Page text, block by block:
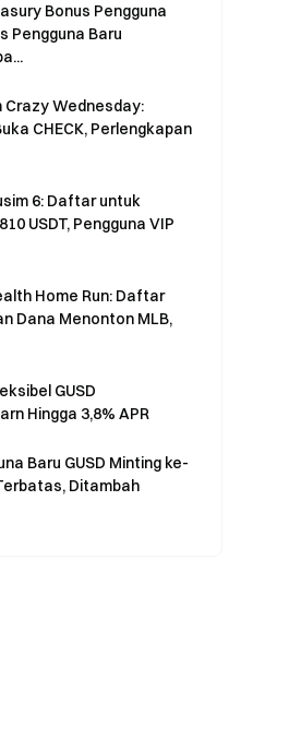
Bonus Pengguna
Pengguna Baru
Crazy Wednesday:
CHECK, Perlengkapan
6: Daftar untuk
USDT, Pengguna VIP
Home Run: Daftar
Dana Menonton MLB,
GUSD
Hingga 3,8% APR
Baru GUSD Minting ke-
Ditambah